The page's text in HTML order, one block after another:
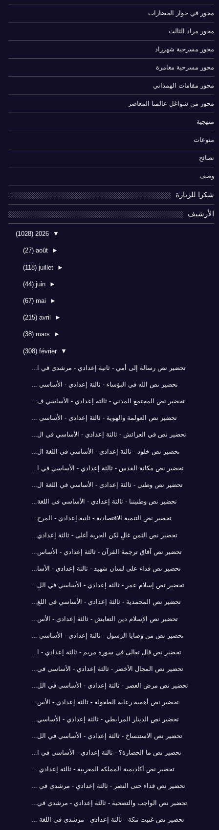
محور في حوار الحضارات
محور مراد الثالث
محور مسرحية شهرزاد
محور مسرحية مغامرة
محور مقامات الهمذاني
محور من شواغل عالمنا المعاصر
منهجية
منوعات
نصائح
وصف
شكرا للزيارة
الأرشيف
▼
2026
(1028)
►
août
(27)
►
juillet
(118)
►
juin
(44)
►
mai
(67)
►
avril
(215)
►
mars
(38)
▼
février
(308)
تحضير نص رسالة إلى أمي - ثانية إعدادي - مرشدي في ا...
تحضير نص الله في البؤساء - ثالثة إعدادي - الأساسي ...
تحضير نص المجتمع المدني - ثالثة إعدادي - الأساسي ف...
تحضير نص العولمة والهوية - ثالثة إعدادي - الأساسي ...
تحضير نص في العرائش - ثالثة إعدادي - الأساسي في ال...
تحضير نص خلود - ثالثة إعدادي - الأساسي في اللغة ال...
تحضير نص مكانة القدس - ثالثة إعدادي - الأساسي في ا...
تحضير نص وطني - ثالثة إعدادي - الأساسي في اللغة ال...
تحضير نص وطنيتنا - ثالثة إعدادي - الأساسي في اللغة...
تحضير نص التنمية الاقتصادية - ثانية إعدادي - المرج...
تحضير نص الثمن غالٍ لكن الحرية أغلى - ثالثة إعدادي...
تحضير نص آفاق ترجمة القرآن - ثالثة إعدادي - الأساس...
تحضير نص فداء على لسان شهيد - ثالثة إعدادي - الأسا...
تحضير نص إسلام عمر - ثالثة إعدادي - الأساسي في الل...
تحضير نص المحمدية - ثالثة إعدادي - الأساسي في اللغ...
تحضير نص الإسلام دين التعايش - ثالثة إعدادي - الأس...
تحضير نص من وصايا الرسول - ثالثة إعدادي - الأساسي ...
تحضير نص قال تعالى في سورة مريم - ثالثة إعدادي - ا...
تحضير نص المجال الأخضر - ثالثة إعدادي - الأساسي في...
تحضير نص مرض العصر - ثالثة إعدادي - الأساسي في الل...
تحضير نص أهمية رعاية الطفولة - ثالثة إعدادي - الأس...
تحضير نص الدينار المرابطي - ثالثة إعدادي - الأساسي...
تحضير نص الاستنساخ - ثالثة إعدادي - الأساسي في الل...
تحضير نص ما الحضارة؟ - ثالثة إعدادي - الأساسي في ا...
تحضير نص أكاديمية المملكة المغربية - ثالثة إعدادي ...
تحضير نص فداء حتى النصر - ثالثة إعدادي - مرشدي في ...
تحضير نص الواجب والتضحية - ثالثة إعدادي - مرشدي في...
تحضير نص غنيت مكة - ثالثة إعدادي - مرشدي في اللغة ...